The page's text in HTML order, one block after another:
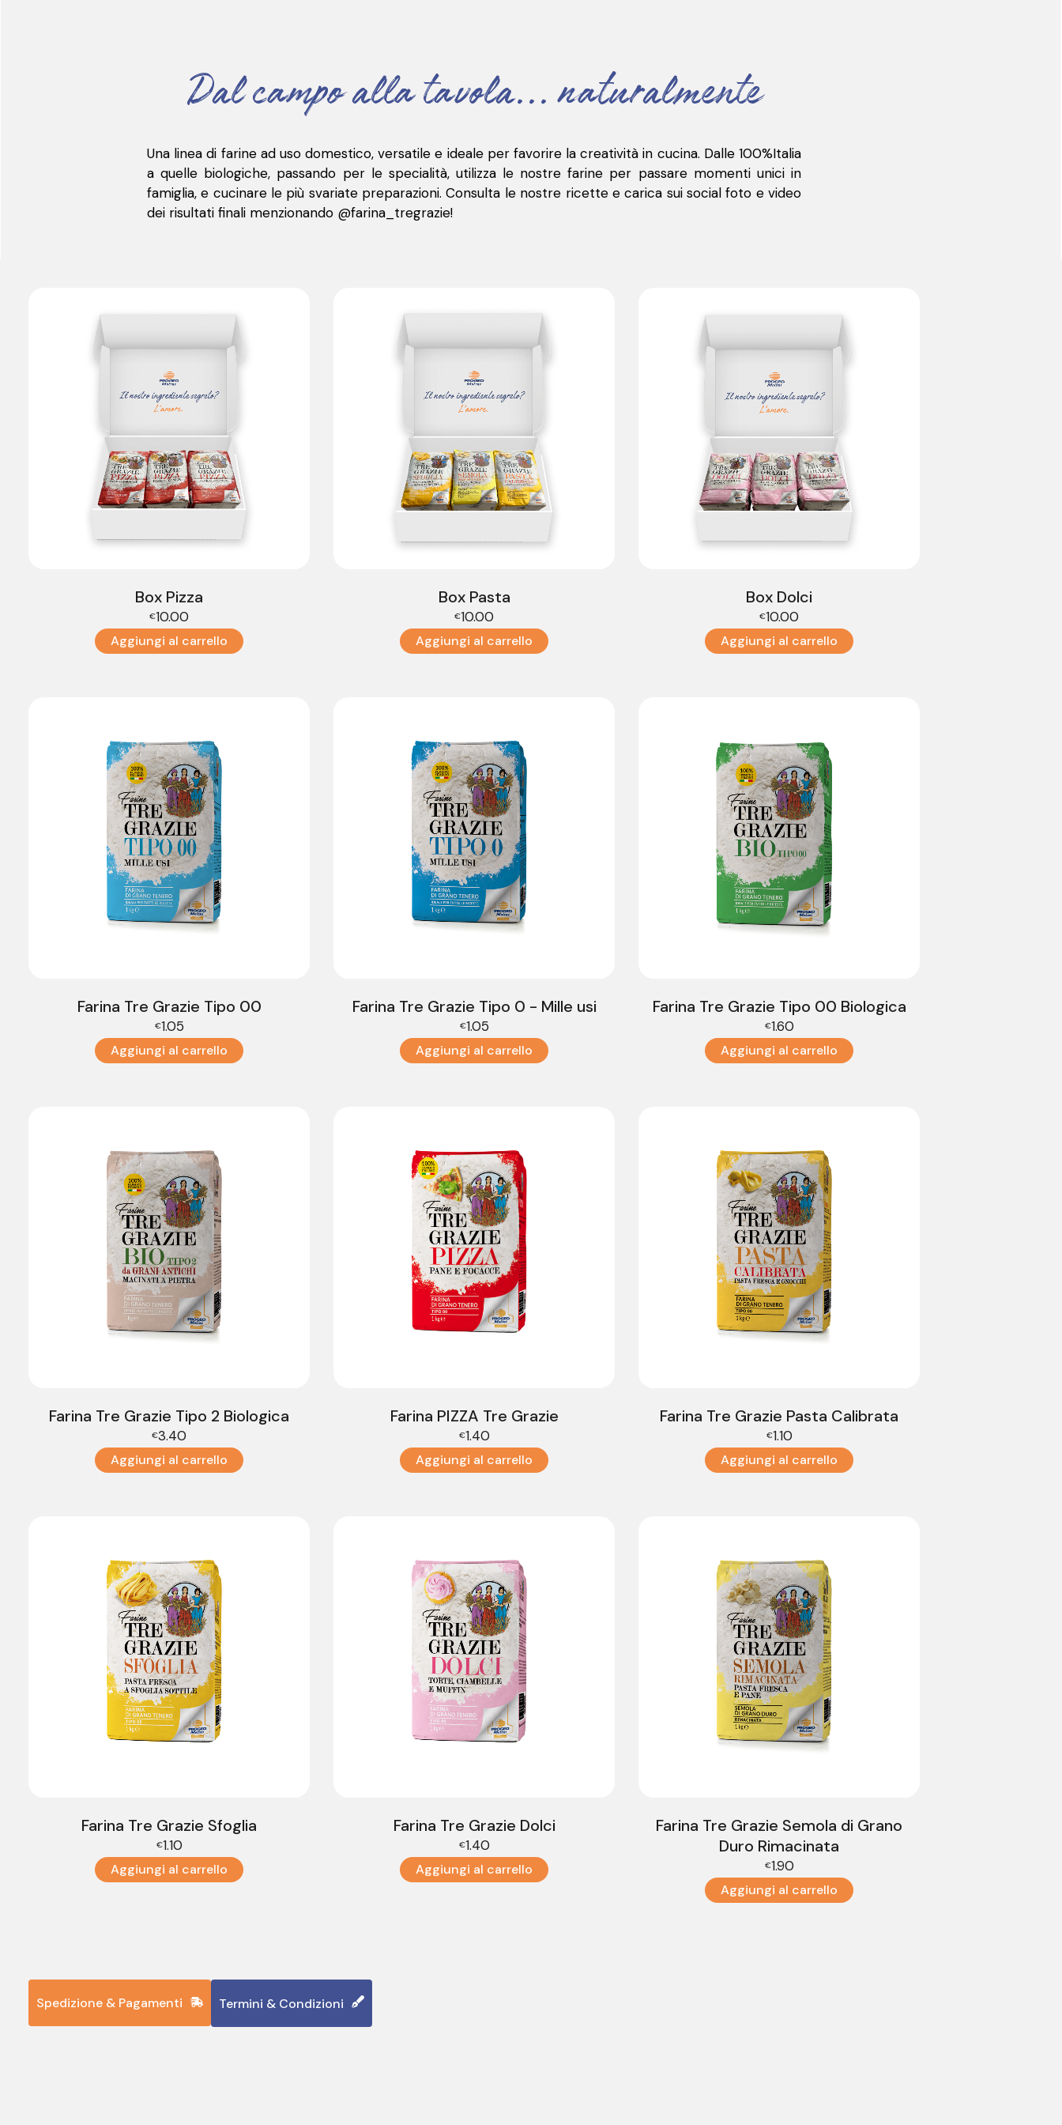
Dal campo alla tavola... naturalmente
Una linea di farine ad uso domestico, versatile e ideale per favorire la creatività in cucina. Dalle 100%Italia
a quelle biologiche, passando per le specialità, utilizza le nostre farine per passare momenti unici in
famiglia, e cucinare le più svariate preparazioni. Consulta le nostre ricette e carica sui social foto e video
dei risultati finali menzionando @farina_tregrazie!
Box Pizza
€10.00
Aggiungi al carrello
Box Pasta
€10.00
Aggiungi al carrello
Box Dolci
€10.00
Aggiungi al carrello
Farina Tre Grazie Tipo 00
€1.05
Aggiungi al carrello
Farina Tre Grazie Tipo 0 - Mille usi
€1.05
Aggiungi al carrello
Farina Tre Grazie Tipo 00 Biologica
€1.60
Aggiungi al carrello
Farina Tre Grazie Tipo 2 Biologica
€3.40
Aggiungi al carrello
Farina PIZZA Tre Grazie
€1.40
Aggiungi al carrello
Farina Tre Grazie Pasta Calibrata
€1.10
Aggiungi al carrello
Farina Tre Grazie Sfoglia
€1.10
Aggiungi al carrello
Farina Tre Grazie Dolci
€1.40
Aggiungi al carrello
Farina Tre Grazie Semola di Grano
Duro Rimacinata
€1.90
Aggiungi al carrello
Spedizione & Pagamenti Termini & Condizioni